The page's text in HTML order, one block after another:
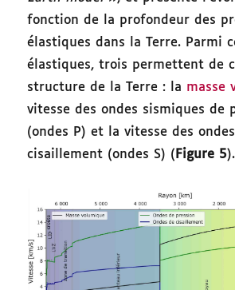
fonction de la profondeur des
élastiques dans la Terre. Parmi
élastiques, trois permettent de
structure de la Terre : la masse
vitesse des ondes sismiques de
(ondes P) et la vitesse des
cisaillement (ondes S) ( Figure 5).